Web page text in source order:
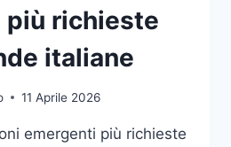
più richieste
italiane
11 Aprile 2026
emergenti più richieste